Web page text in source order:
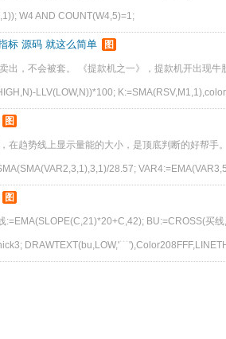
W4 AND COUNT(W4,5)=1;
标 源码 就这么简单 图
出，不会被套。 《提款机之一》，提款机开出现
LLV(LOW,N))*100;
图
在趋势线上显示量能的大小，是顶底判断的好帮手
28.57;
图
:=EMA(SLOPE(C,21)*20+C,42); BU:=CROSS(买